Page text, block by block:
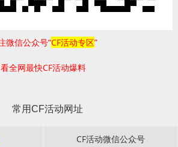
微信公众号“CF活动专区”
看全网最快CF活动爆料
常用CF活动网址
CF活动微信公众号